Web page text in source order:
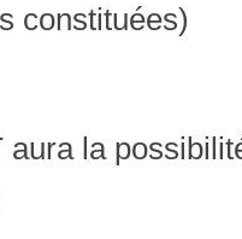
constituées)
la